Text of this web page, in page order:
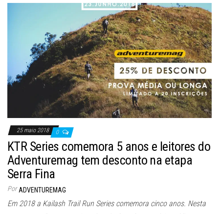
25 maio 2018 0
KTR Series comemora 5 anos e leitores do
Adventuremag tem desconto na etapa
Serra Fina
Por ADVENTUREMAG
Em 2018 a Kailash Trail Run Series comemora cinco anos. Nesta